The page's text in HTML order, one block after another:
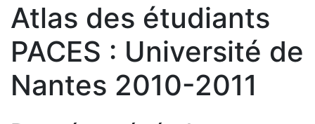
Atlas des étudiants
PACES : Université de
Nantes 2010-2011